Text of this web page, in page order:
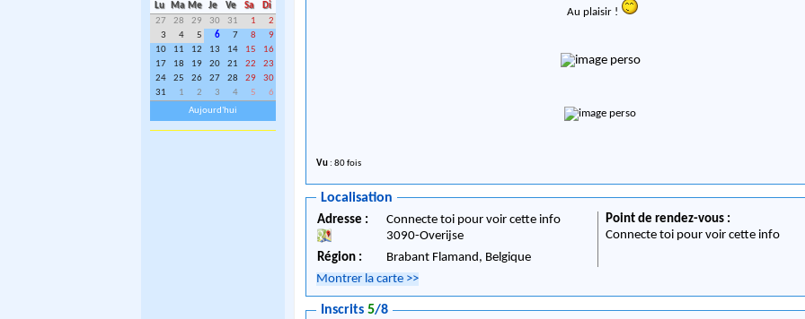
Lu
Ma Me Je Ve Sa
Di
27
28 29 30 31 1
2
3
4 5 6 7 8
9
10
11 12 13 14 15
16
17
18 19 20 21 22
23
24
25 26 27 28 29
30
31
1 2 3 4 5
6
Aujourd'hui
Au plaisir !
Vu : 80 fois
Localisation
Adresse :
Connecte toi pour voir cette info
3090-Overijse
Région :
Brabant Flamand, Belgique
Point de rendez-vous :
Connecte toi pour voir cette info
Montrer la carte >>
Inscrits5/8